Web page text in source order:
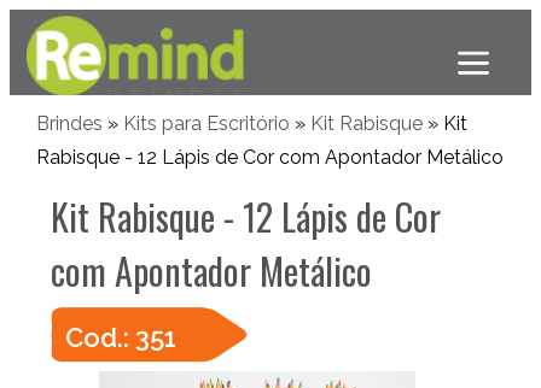
Brindes » Kits para Escritório » Kit Rabisque» Kit
Rabisque - 12 Lápis de Cor com Apontador Metálico
Kit Rabisque - 12 Lápis de Cor
com Apontador Metálico
Cod.: 351